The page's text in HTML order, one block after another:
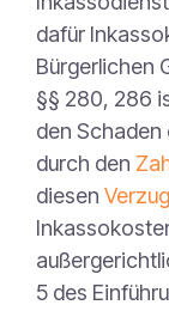
dafür
Bürgerlichen
§§ 280, 286
den Schaden
durch den
diesen
5 des